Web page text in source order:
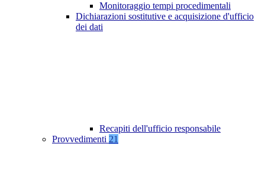
Monitoraggio tempi procedimentali
Dichiarazioni sostitutive e acquisizione d'ufficio
dei dati
Recapiti dell'ufficio responsabile
Provvedimenti 21